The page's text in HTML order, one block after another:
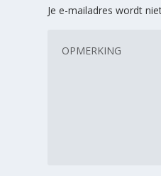
Je e-mailadres wordt